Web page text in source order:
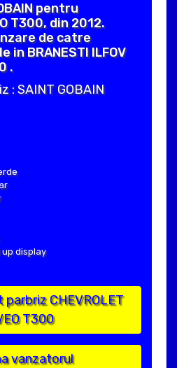
pentru
T300, din 2012.
de catre
in BRANESTI ILFOV
.
: SAINT GOBAIN
up display
CHEVROLET
T300
vanzatorul